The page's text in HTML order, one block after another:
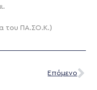
του ΠΑ.ΣΟ.Κ.)
Επόμενο